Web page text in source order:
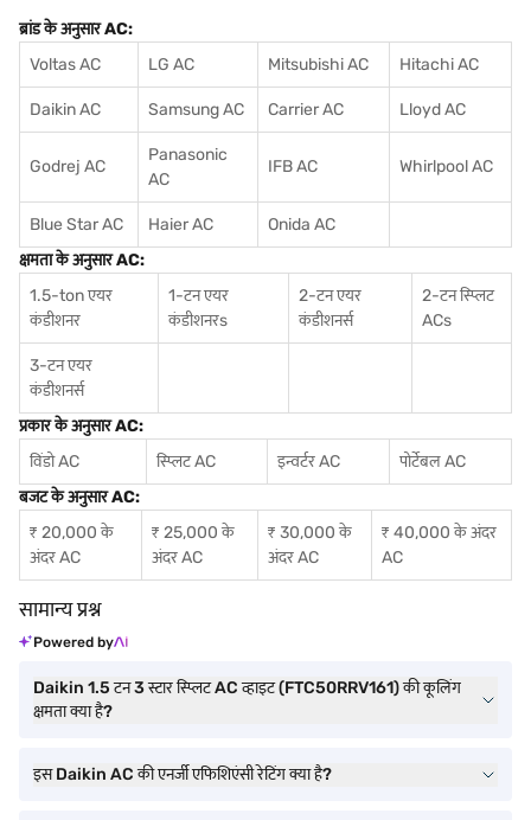
ब्रांड के अनुसार AC:
Voltas AC
LG AC Mitsubishi AC Hitachi AC
Daikin AC Samsung AC Carrier AC Lloyd AC
Godrej AC
Panasonic
AC
IFB AC Whirlpool AC
Blue Star AC Haier AC
Onida AC
क्षमता के अनुसार AC:
1.5-ton एयर
कंडीशनर
1-टन एयर
कंडीशनरs
2-टन एयर
कंडीशनर्स
2-टन स्प्लिट
ACs
3-टन एयर
कंडीशनर्स
प्रकार के अनुसार AC:
विंडो AC
स्प्लिट AC इन्वर्टर AC
पोर्टेबल AC
बजट के अनुसार AC:
₹ 20,000 के
अंदर AC
₹ 25,000 के
अंदर AC
₹ 30,000 के
अंदर AC
₹ 40,000 के अंदर
AC
सामान्य प्रश्न
Powered by
Daikin 1.5 टन 3 स्टार स्प्लिट AC व्हाइट (FTC50RRV161) की कूलिंग
क्षमता क्या है?
इस Daikin AC की एनर्जी एफिशिएंसी रेटिंग क्या है?